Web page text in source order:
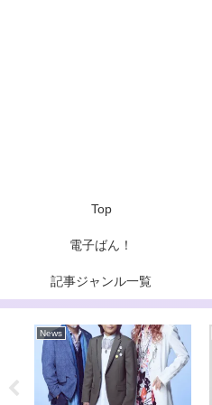
Top
電子ばん！
記事ジャンル一覧
アーティスト辞典 -は行-